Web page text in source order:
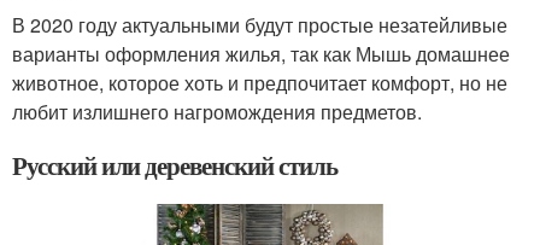
В 2020 году актуальными будут простые незатейливые
варианты оформления жилья, так как Мышь домашнее
животное, которое хоть и предпочитает комфорт, но не
любит излишнего нагромождения предметов.
Русский или деревенский стиль